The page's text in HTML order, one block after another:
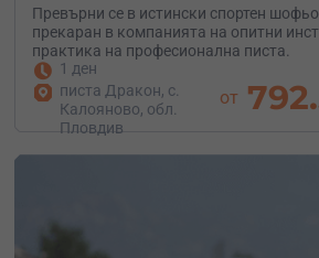
Превърни се в истински спортен
прекаран в компанията на опитни
практика на професионална писта.
1 ден
писта Дракон, с.
Калояново, обл.
Пловдив
от